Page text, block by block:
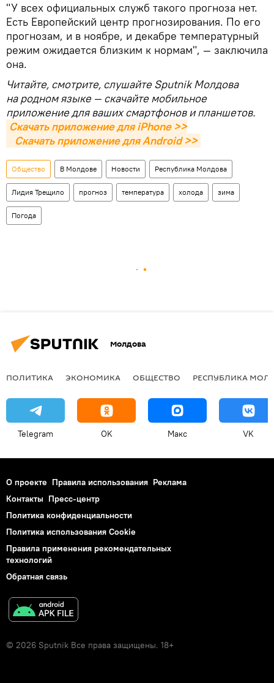
"У всех официальных служб такого прогноза нет.
Есть Европейский центр прогнозирования. По его
прогнозам, и в ноябре, и декабре температурный
режим ожидается близким к нормам", — заключила
она.
Читайте, смотрите, слушайте Sputnik Молдова
на родном языке — скачайте мобильное
приложение для ваших смартфонов и планшетов.
Скачать приложение для iPhone >>
Скачать приложение для Android >>
Общество В Молдове Новости Республика Молдова
Лидия Трещило прогноз температура холода зима
Погода
Молдова
ПОЛИТИКА ЭКОНОМИКА ОБЩЕСТВО РЕСПУБЛИКА
Telegram OK Макс VK
О проекте Правила использования Реклама
Контакты Пресс-центр
Политика конфиденциальности
Политика использования Cookie
Правила применения рекомендательных
технологий
Обратная связь
© 2026 Sputnik Все права защищены. 18+